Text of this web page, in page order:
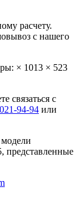
расчету.
с нашего
× 1013 × 523
связаться с
94-94 или
представленные